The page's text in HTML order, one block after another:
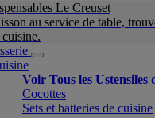
Le Creuset
au service de table,
Voir Tous les Ustensiles
Cocottes
Sets et batteries de cuisine